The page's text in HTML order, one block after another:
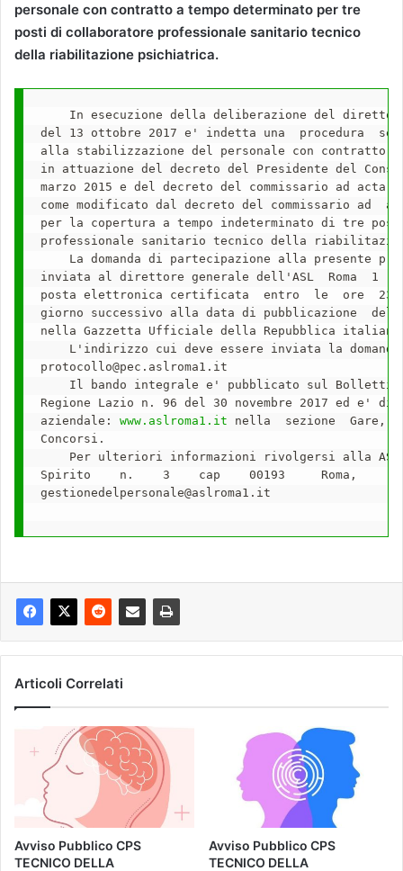
personale con contratto a tempo determinato per tre
posti di collaboratore professionale sanitario tecnico
della riabilitazione psichiatrica.
In esecuzione della deliberazione del
del 13 ottobre 2017 e' indetta una  procedura
alla stabilizzazione del personale con contratto a
in attuazione del decreto del Presidente del
marzo 2015 e del decreto del commissario ad acta
come modificato dal decreto del commissario ad
per la copertura a tempo indeterminato di tre
professionale sanitario tecnico della
La domanda di partecipazione alla presente
inviata al direttore generale dell'ASL  Roma  1
posta elettronica certificata  entro  le  ore
giorno successivo alla data di pubblicazione  del
nella Gazzetta Ufficiale della Repubblica
L'indirizzo cui deve essere inviata la
protocollo@pec.aslroma1.it
Il bando integrale e' pubblicato sul
Regione Lazio n. 96 del 30 novembre 2017 ed e'
aziendale: www.aslroma1.it nella  sezione  Gare,
Concorsi.
Per ulteriori informazioni rivolgersi alla
Spirito    n.    3    cap    00193     Roma,
gestionedelpersonale@aslroma1.it
Articoli Correlati
Avviso Pubblico CPS
TECNICO DELLA
Avviso Pubblico CPS
TECNICO DELLA